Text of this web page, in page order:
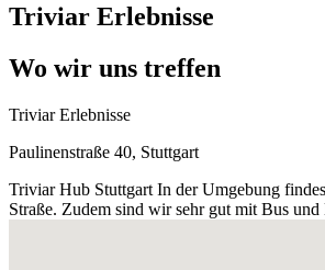
Triviar Erlebnisse
Wo wir uns treffen
Triviar Erlebnisse
Paulinenstraße 40, Stuttgart
Triviar Hub Stuttgart In der Umgebung
Straße. Zudem sind wir sehr gut mit Bus und